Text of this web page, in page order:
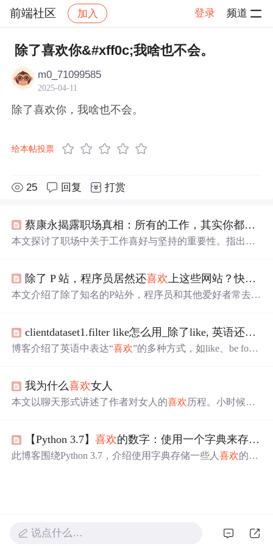
前端社区 加入 登录 频道
社区 前端社区 感慨 帖子详情
除了喜欢你&#xff0c;我啥也不会。
m0_71099585
2025-04-11
除了喜欢你，我啥也不会。
给本帖投票
25 回复 打赏
蔡康永揭露职场真相：所有的工作，其实你都
不会
本文探讨了职场中关于工作喜好与坚持的重要性。指出很
跳槽的年轻小伙还是对工作热情减退的朋友吴月，都反映
了职场人对工作态度的迷茫。强调工作不仅仅是喜欢与否
除了 P 站，程序员居然还喜欢 上这些网站？快来摸鱼呀！
本文介绍了除了知名的P站外，程序员和其他爱好者常去的
站、M站（猫耳FM）等，涵盖了弹幕视频、动漫资源、音
图分享等多个领域，是二次元爱好者的乐园。
clientdataset1.filter like怎么用_除了like, 英语还能这样说“
博客介绍了英语中表达“喜欢”的多种方式，如like、be fond
式或非正式场合的运用。
我为什么喜欢女人
本文以聊天形式讲述了作者对女人的喜欢历程。小时候讨
人很实在，可欣赏。
【Python 3.7】喜欢的数字：使用一个字典来存储一些人
此博客围绕Python 3.7，介绍使用字典存储一些人喜欢的数
说点什么…